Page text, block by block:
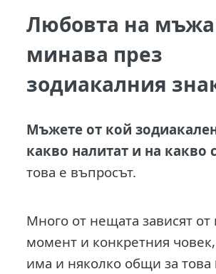
Любовта на мъжа
минава през
зодиакалния
Мъжете от кой
какво налитат и на какво
това е въпросът.
Много от нещата зависят от
момент и конкретния
има и няколко общи за това